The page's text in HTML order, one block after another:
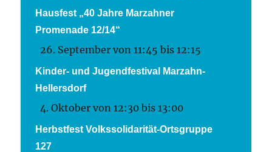
Hausfest „40 Jahre Marzahner
Promenade 12/14“
26. September von 11:45 bis12:15
Kinder- und Jugendfestival Marzahn-
Hellersdorf
4. Oktober von 12:30 bis13:00
Herbstfest Volkssolidarität-Ortsgruppe
127